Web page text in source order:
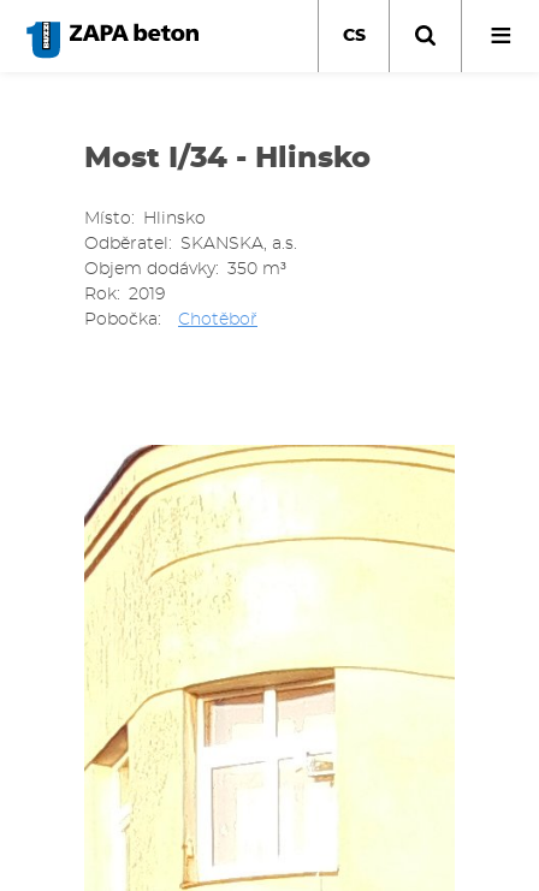
hlavnímu
CS
Most I/34 - Hlinsko
Místo
Hlinsko
Odběratel
SKANSKA, a.s.
Objem dodávky
350 m³
Rok
2019
Pobočka
Chotěboř